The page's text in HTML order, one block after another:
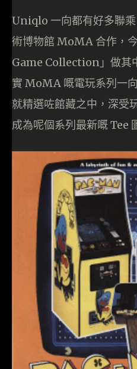
Uniqlo 一向都有好多聯
術博物館 MoMA 合作，
Game Collection」做其
實 MoMA 嘅電玩系列一
就精選咗館藏之中，深受
成為呢個系列最新嘅 Tee